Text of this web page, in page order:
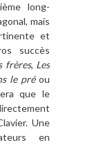
long-
mais
et
succès
frères, Les
le préou
que le
Une
en